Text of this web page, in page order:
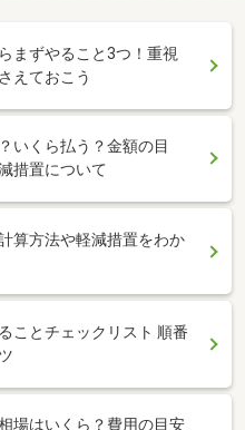
まずやること3つ！重視
えておこう
いくら払う？金額の目
措置について
算方法や軽減措置をわか
ことチェックリスト 順番
場はいくら？費用の目安